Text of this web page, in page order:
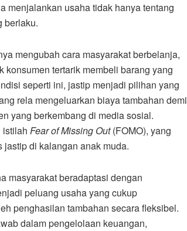
menjalankan usaha tidak hanya tentang
berlaku.
mengubah cara masyarakat berbelanja,
tertarik membeli barang yang
seperti ini, jastip menjadi pilihan yang
rela mengeluarkan biaya tambahan demi
yang berkembang di media sosial.
istilah Fear of Missing Out(FOMO), yang
di kalangan anak muda.
masyarakat beradaptasi dengan
peluang usaha yang cukup
penghasilan tambahan secara fleksibel.
dalam pengelolaan keuangan,